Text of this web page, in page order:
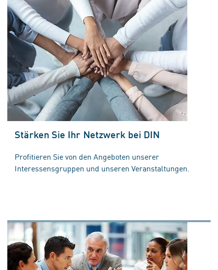
Stärken Sie Ihr Netzwerk bei DIN
Profitieren Sie von den Angeboten unserer
Interessensgruppen und unseren Veranstaltungen.